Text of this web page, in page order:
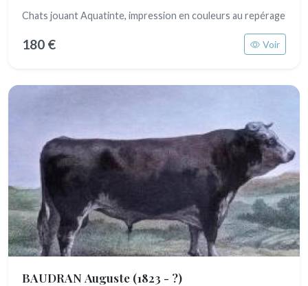
Chats jouant Aquatinte, impression en couleurs au repérage
180 € Voir
BAUDRAN Auguste (1823 - ?)